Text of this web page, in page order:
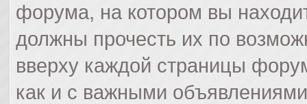
форума, на котором вы
должны прочесть их по
вверху каждой страницы
как и с важными